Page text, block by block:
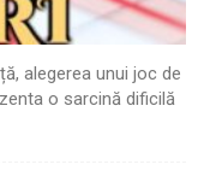
alegerea unui joc de
o sarcină dificilă